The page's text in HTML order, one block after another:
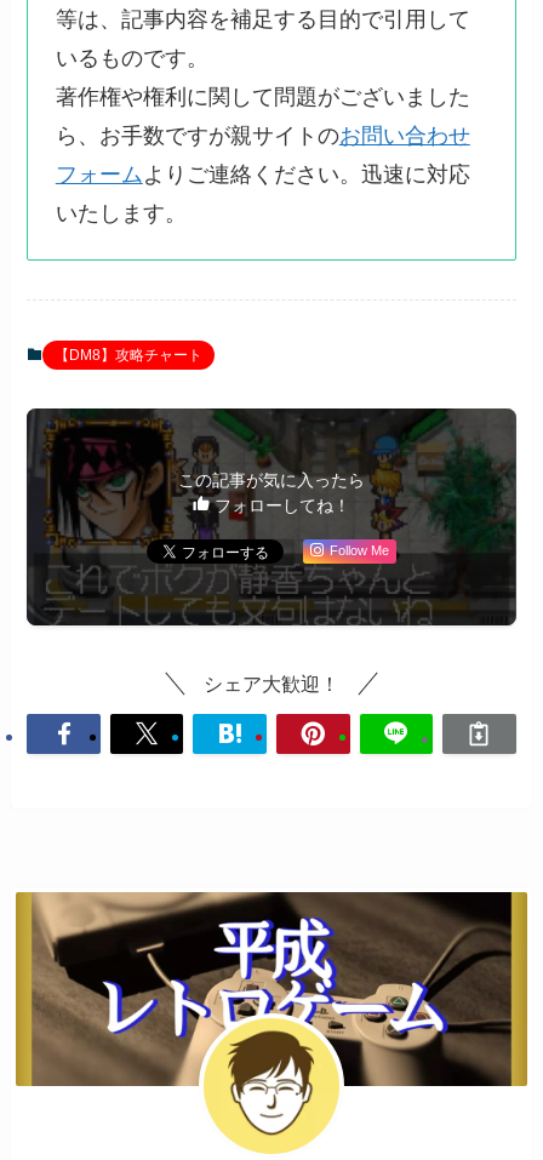
等は、記事内容を補足する目的で引用して
いるものです。
著作権や権利に関して問題がございました
ら、お手数ですが親サイトのお問い合わせ
フォーム よりご連絡ください。迅速に対応
いたします。
【DM8】攻略チャート
この記事が気に入ったら
フォローしてね！
Follow Me
シェア大歓迎！